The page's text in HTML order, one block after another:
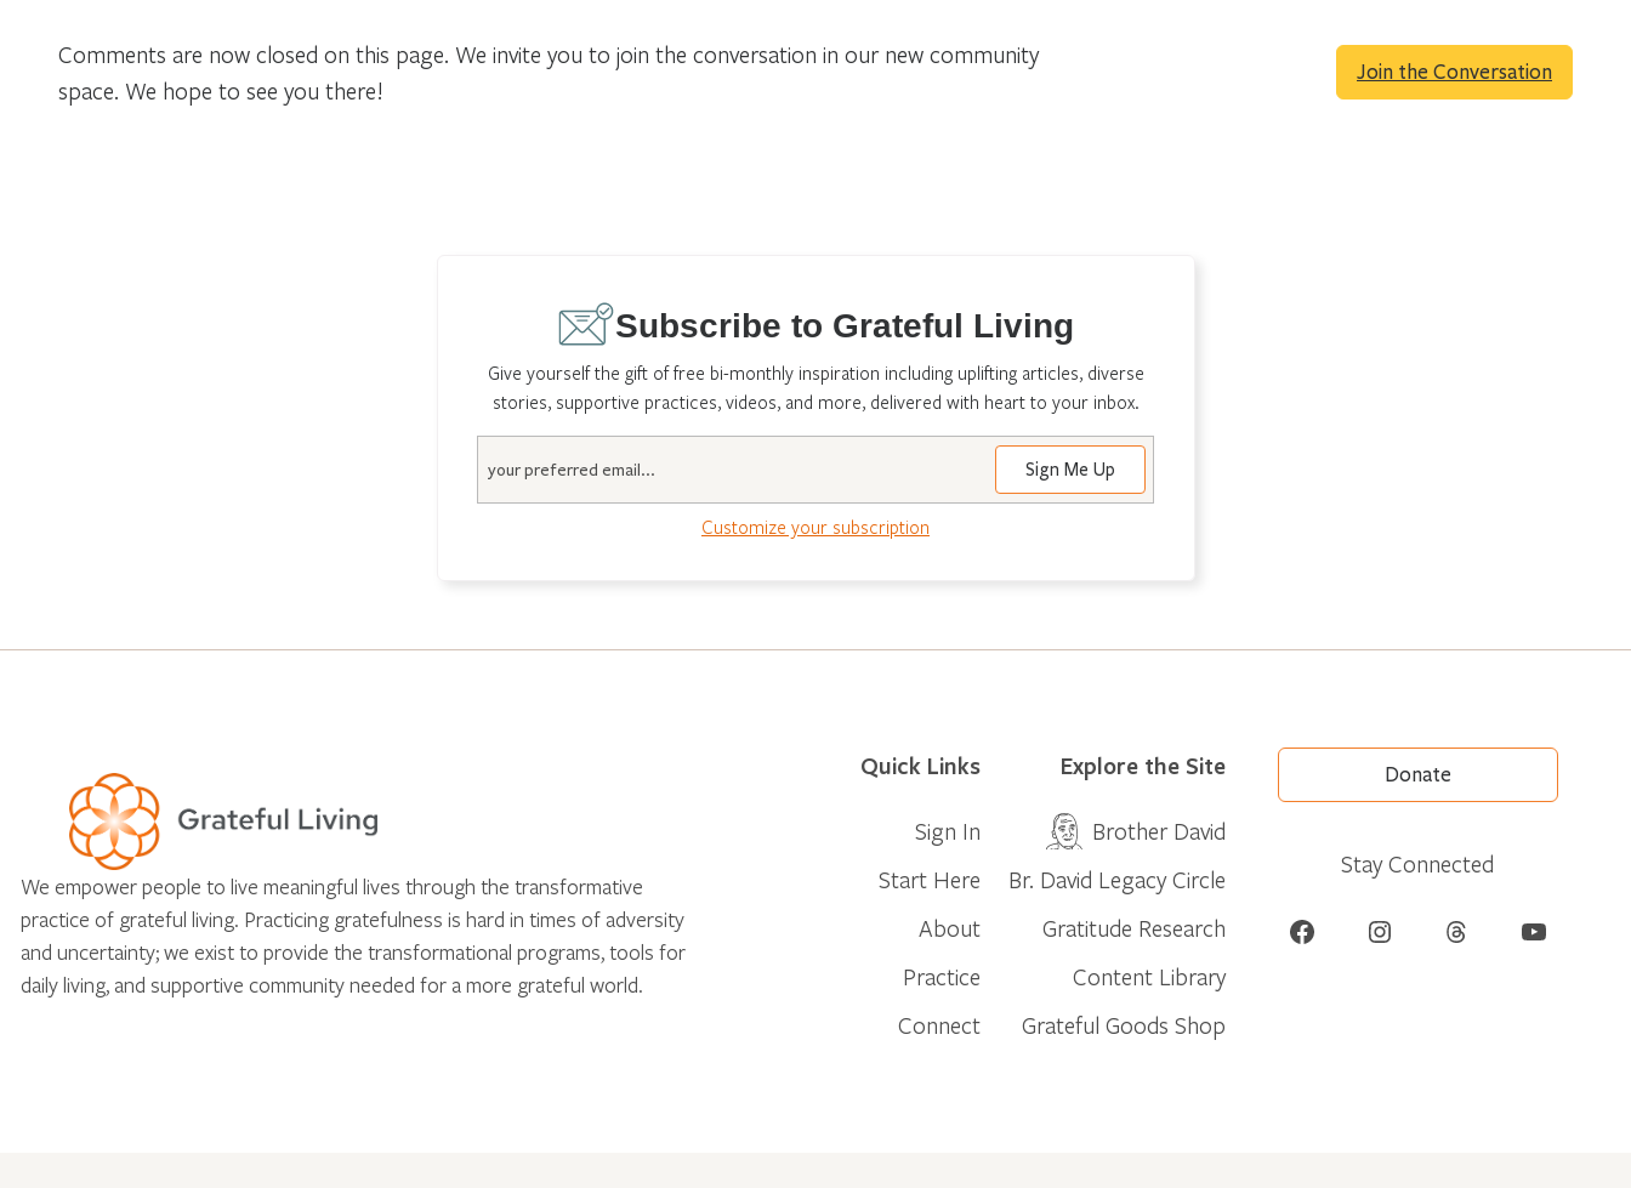
Comments are now closed on this page. We invite you to join the conversation in our new community
space. We hope to see you there!
Join the Conversation
Subscribe to Grateful Living
Give yourself the gift of free bi-monthly inspiration including uplifting articles, diverse
stories, supportive practices, videos, and more, delivered with heart to your inbox.
Customize your subscription
We empower people to live meaningful lives through the transformative
practice of grateful living. Practicing gratefulness is hard in times of adversity
and uncertainty; we exist to provide the transformational programs, tools for
daily living, and supportive community needed for a more grateful world.
Quick Links
Sign In
Start Here
About
Practice
Connect
Explore the Site
Brother David
Br. David Legacy Circle
Gratitude Research
Content Library
Grateful Goods Shop
Donate
Stay Connected
Facebook Instagram Threads YouTube